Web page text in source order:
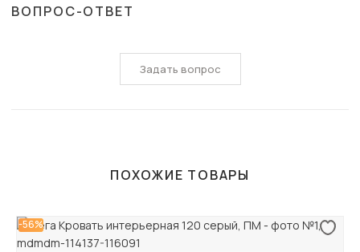
ВОПРОС-ОТВЕТ
Задать вопрос
ПОХОЖИЕ ТОВАРЫ
-56%